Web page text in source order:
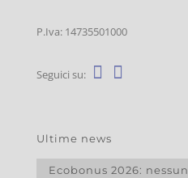
P.Iva: 14735501000
Seguici su:
Ultime news
Ecobonus 2026: nessun